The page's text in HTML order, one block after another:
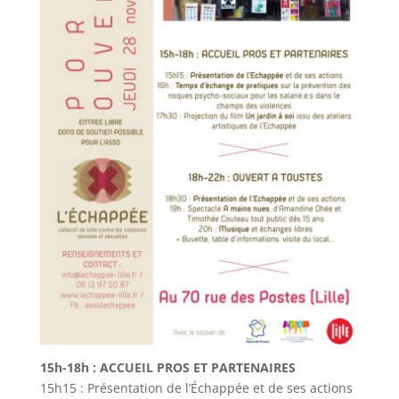
15h-18h : ACCUEIL PROS ET PARTENAIRES
15h15 : Présentation de l’Échappée et de ses actions